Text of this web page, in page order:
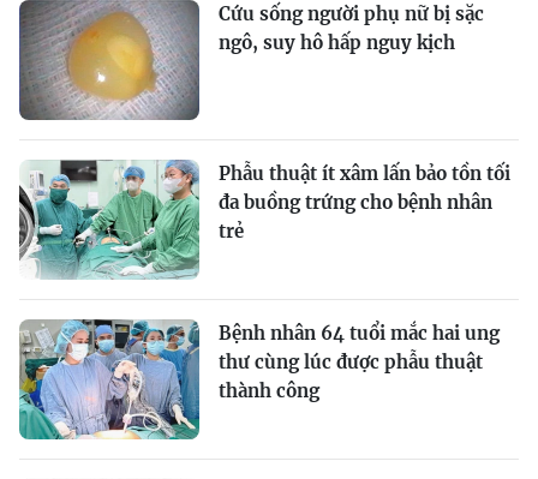
Cứu sống người phụ nữ bị sặc
ngô, suy hô hấp nguy kịch
Phẫu thuật ít xâm lấn bảo tồn tối
đa buồng trứng cho bệnh nhân
trẻ
Bệnh nhân 64 tuổi mắc hai ung
thư cùng lúc được phẫu thuật
thành công